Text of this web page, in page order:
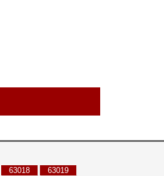
63018
63019